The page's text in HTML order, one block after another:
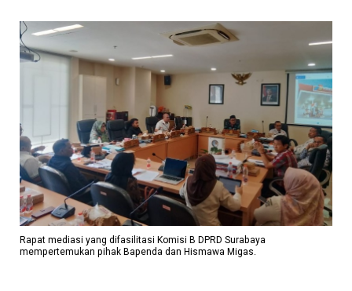
Rapat mediasi yang difasilitasi Komisi B DPRD Surabaya
mempertemukan pihak Bapenda dan Hismawa Migas.